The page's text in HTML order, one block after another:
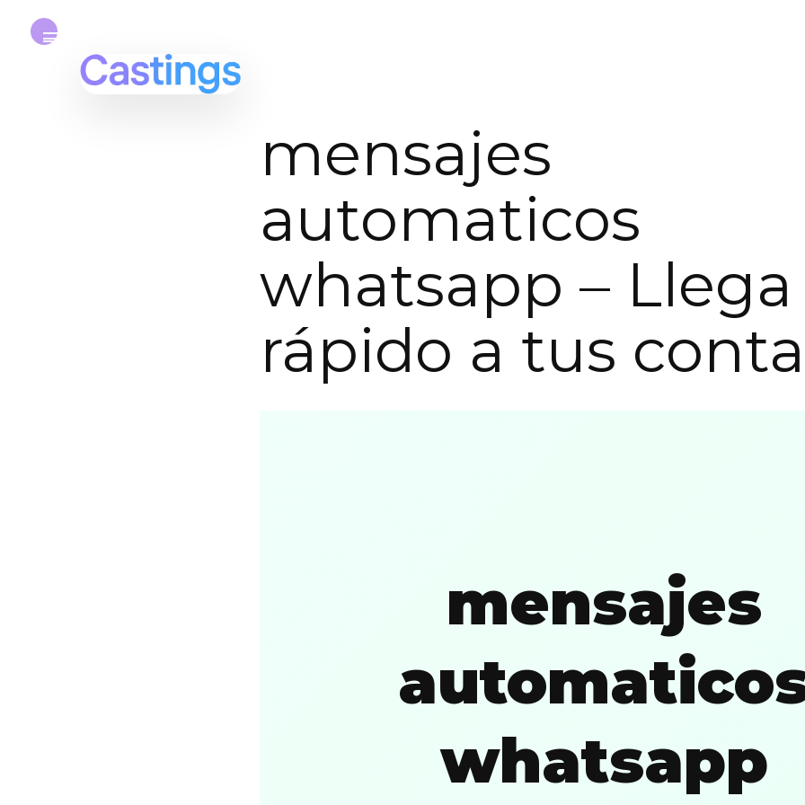
mensajes
automaticos
whatsapp –
rápido a tus
mensajes
whatsapp